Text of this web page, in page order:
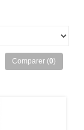
Comparer (0)